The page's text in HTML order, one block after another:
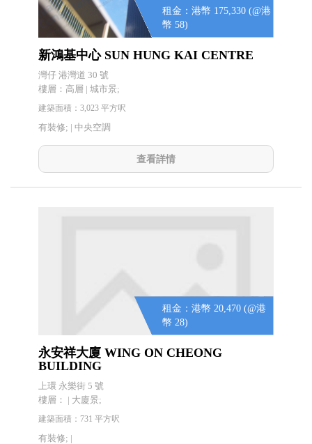
租金：港幣 175,330 (@港
幣 58)
新鴻基中心 SUN HUNG KAI CENTRE
灣仔 港灣道 30 號
樓層：高層 | 城市景;
建築面積：3,023 平方呎
有裝修; | 中央空調
查看詳情
租金：港幣 20,470 (@港
幣 28)
永安祥大廈 WING ON CHEONG
BUILDING
上環 永樂街 5 號
樓層： | 大廈景;
建築面積：731 平方呎
有裝修; |